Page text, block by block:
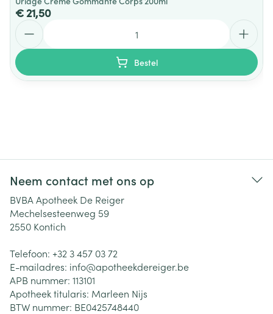
€ 21,50
Bestel
Neem contact met ons op
BVBA Apotheek De Reiger
Mechelsesteenweg 59
2550 Kontich
Telefoon: +32 3 457 03 72
E-mailadres: info@apotheekdereiger.be
APB nummer: 113101
Apotheek titularis: Marleen Nijs
BTW nummer: BE0425748440